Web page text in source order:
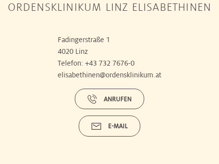
ORDENSKLINIKUM LINZ ELISABETHINEN
Fadingerstraße 1
4020 Linz
Telefon: +43 732 7676-0
elisabethinen@ordensklinikum.at
ANRUFEN
E-MAIL